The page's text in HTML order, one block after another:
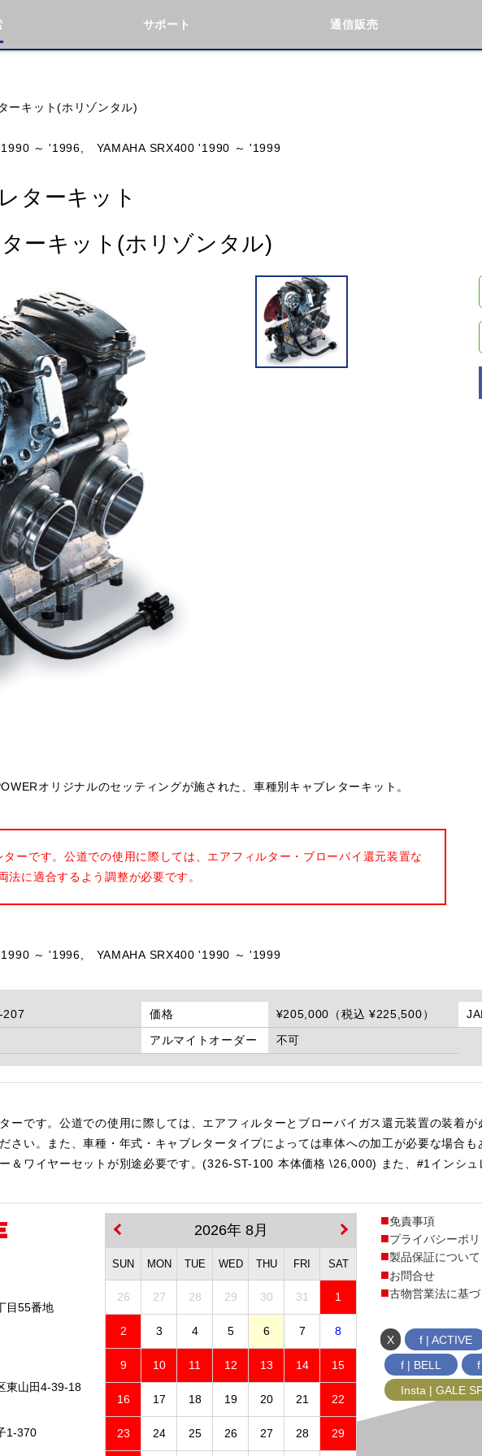
サポート 通信販売
閉じる
ーキット(ホリゾンタル)
～ '1996, YAMAHA SRX400 '1990 ～ '1999
ターキット
ーキット(ホリゾンタル)
オリジナルのセッティングが施された、車種別キャブレターキット。
ーです。公道での使用に際しては、エアフィルター・ブローバイ還元装置な
法に適合するよう調整が必要です。
～ '1996, YAMAHA SRX400 '1990 ～ '1999
207 価格 ¥205,000（税込 ¥225,500）
アルマイトオーダー 不可
ーです。公道での使用に際しては、エアフィルターとブローバイガス還元装置の装着が
さい。また、車種・年式・キャブレタータイプによっては車体への加工が必要な場合
＆ワイヤーセットが別途必要です。(326-ST-100 本体価格 \26,000) また、#1インシ
目55番地
東山田4-39-18
1-370
2026年 8月
SUN MON TUE WED THU FRI SAT
26 27 28 29 30 31 1
2 3 4 5 6 7 8
9 10 11 12 13 14 15
16 17 18 19 20 21 22
23 24 25 26 27 28 29
免責事項
プライバシーポ
製品保証について
お問合せ
古物営業法に基
X
f | ACTIVE
f | BELL
Insta | GALE